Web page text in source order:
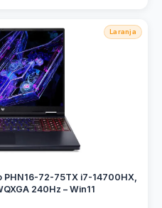
Laranja
PHN16-72-75TX i7-14700HX,
240Hz – Win11